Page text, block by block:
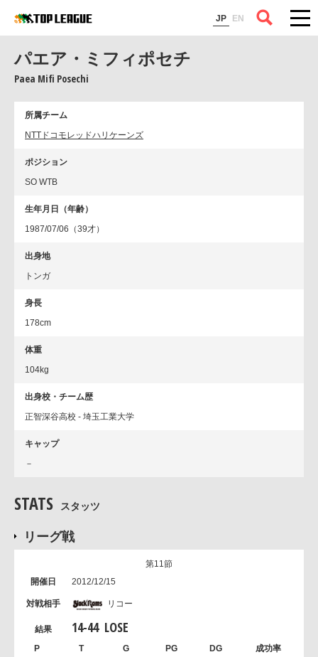
JP EN
コラム
パエア・ミフィポセチ
Paea Mifi Posechi
所属チーム
NTTドコモレッドハリケーンズ
ポジション
SO WTB
生年月日（年齢）
1987/07/06（39才）
出身地
トンガ
身長
178cm
体重
104kg
出身校・チーム歴
正智深谷高校 - 埼玉工業大学
キャップ
－
STATS スタッツ
リーグ戦
第11節
2012/12/15
リコー
14-44 LOSE